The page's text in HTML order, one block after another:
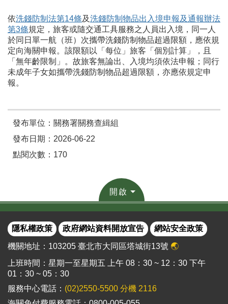
依洗錢防制法第14條及洗錢防制物品出入境申報及通報辦法
第3條規定，旅客或隨交通工具服務之人員出入境，同一人
於同日單一航（班）次攜帶洗錢防制物品超過限額，應依規
定向海關申報。該限額以「每位」旅客「個別計算」，且
「無年齡限制」。故旅客無論出、入境均須依法申報；同行
未成年子女如攜帶洗錢防制物品超過限額，亦應依規定申
報。
發布單位：關務署關務查緝組
發布日期：2026-06-22
點閱次數：170
開啟
隱私權政策 政府網站資料開放宣告 網站安全政策
機關地址：103205 臺北市大同區塔城街13號 🌏
上班時間：星期一至星期五 上午 08：30 ~ 12：30 下午
01：30 ~ 05：30
服務中心電話： (02)2550-5500 分機 2116